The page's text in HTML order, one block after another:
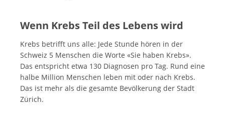
Wenn Krebs Teil des Lebens wird
Krebs betrifft uns alle: Jede Stunde hören in der
Schweiz 5 Menschen die Worte «Sie haben Krebs».
Das entspricht etwa 130 Diagnosen pro Tag. Rund eine
halbe Million Menschen leben mit oder nach Krebs.
Das ist mehr als die gesamte Bevölkerung der Stadt
Zürich.